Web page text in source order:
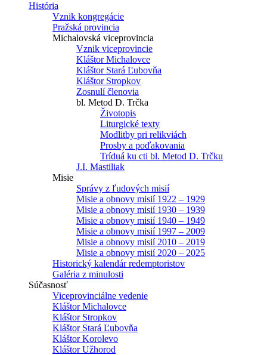
História
Vznik kongregácie
Pražská provincia
Michalovská viceprovincia
Vznik viceprovincie
Kláštor Michalovce
Kláštor Stará Ľubovňa
Kláštor Stropkov
Zosnulí členovia
bl. Metod D. Trčka
Životopis
Liturgické texty
Modlitby pri relikviách
Prosby a poďakovania
Tríduá ku cti bl. Metod D. Trčku
J.I. Mastiliak
Misie
Správy z ľudových misií
Misie a obnovy misií 1922 – 1929
Misie a obnovy misií 1930 – 1939
Misie a obnovy misií 1940 – 1949
Misie a obnovy misií 1997 – 2009
Misie a obnovy misií 2010 – 2019
Misie a obnovy misií 2020 – 2025
Historický kalendár redemptoristov
Galéria z minulosti
Súčasnosť
Viceprovinciálne vedenie
Kláštor Michalovce
Kláštor Stropkov
Kláštor Stará Ľubovňa
Kláštor Korolevo
Kláštor Užhorod